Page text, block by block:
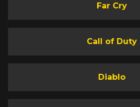
Far Cry
Call of Duty
Diablo